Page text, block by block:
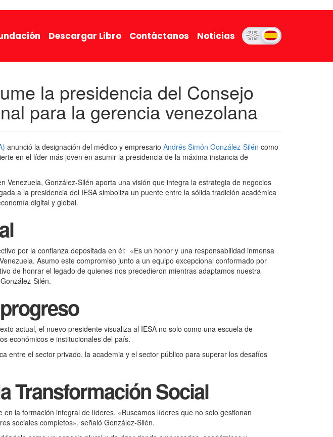
Descargar Libro Contáctanos Noticias
la presidencia del Consejo
para la gerencia venezolana
anunció la designación del médico y empresario Andrés Simón González-Silén como
en el líder más joven en asumir la presidencia de la máxima instancia de
Venezuela, González-Silén aporta una visión que integra la estrategia de negocios
a la presidencia del IESA simboliza un puente entre la sólida tradición académica
digital y global.
por la confianza depositada en él: «Es un honor y una responsabilidad inmensa
Asumo este compromiso junto a un equipo excepcional conformado por
de honrar el legado de quienes nos precedieron mientras adaptamos nuestra
Silén.
actual, el nuevo presidente visualiza al IESA no solo como una escuela de
económicos e institucionales del país.
entre el sector privado, la academia y el sector público para superar los desafíos
Transformación Social
la formación integral de líderes. «Buscamos líderes que no solo gestionan
sociales completos», señaló González-Silén.